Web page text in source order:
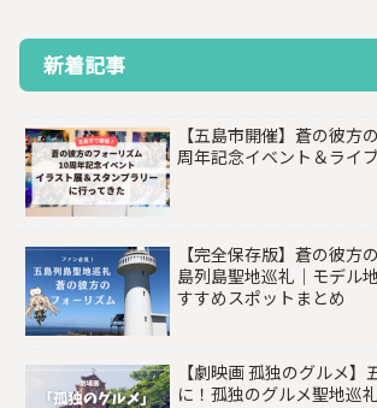
新着記事
【五島市開催】蒼の彼方
周年記念イベント＆ライ
【完全保存版】蒼の彼方
島列島聖地巡礼｜モデル
すすめスポットまとめ
【劇映画 孤独のグルメ】
に！孤独のグルメ聖地巡